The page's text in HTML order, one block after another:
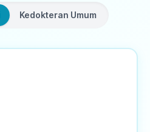
Kedokteran Umum